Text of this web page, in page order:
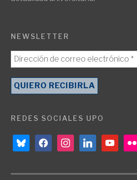
NEWSLETTER
REDES SOCIALES UPO
blueskyfacebookinstagramlinkedinyoutubeflickr